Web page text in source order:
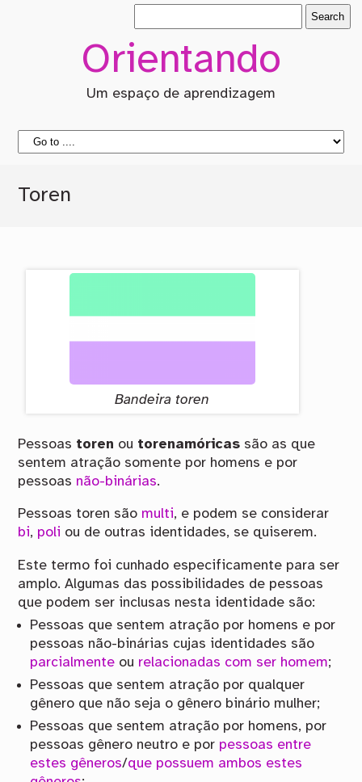
Orientando
Um espaço de aprendizagem
Toren
Bandeira toren
Pessoas toren ou torenamóricas são as que
sentem atração somente por homens e por
pessoas não-binárias.
Pessoas toren são multi, e podem se considerar
bi, poli ou de outras identidades, se quiserem.
Este termo foi cunhado especificamente para ser
amplo. Algumas das possibilidades de pessoas
que podem ser inclusas nesta identidade são:
Pessoas que sentem atração por homens e por
pessoas não-binárias cujas identidades são
parcialmente ou relacionadas com ser homem;
Pessoas que sentem atração por qualquer
gênero que não seja o gênero binário mulher;
Pessoas que sentem atração por homens, por
pessoas gênero neutro e por pessoas entre
estes gêneros/que possuem ambos estes